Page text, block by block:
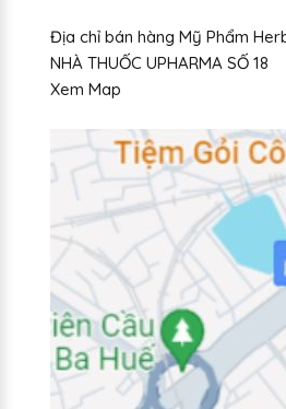
Địa chỉ bán hàng Mỹ Phẩm
NHÀ THUỐC UPHARMA SỐ 18
Xem Map